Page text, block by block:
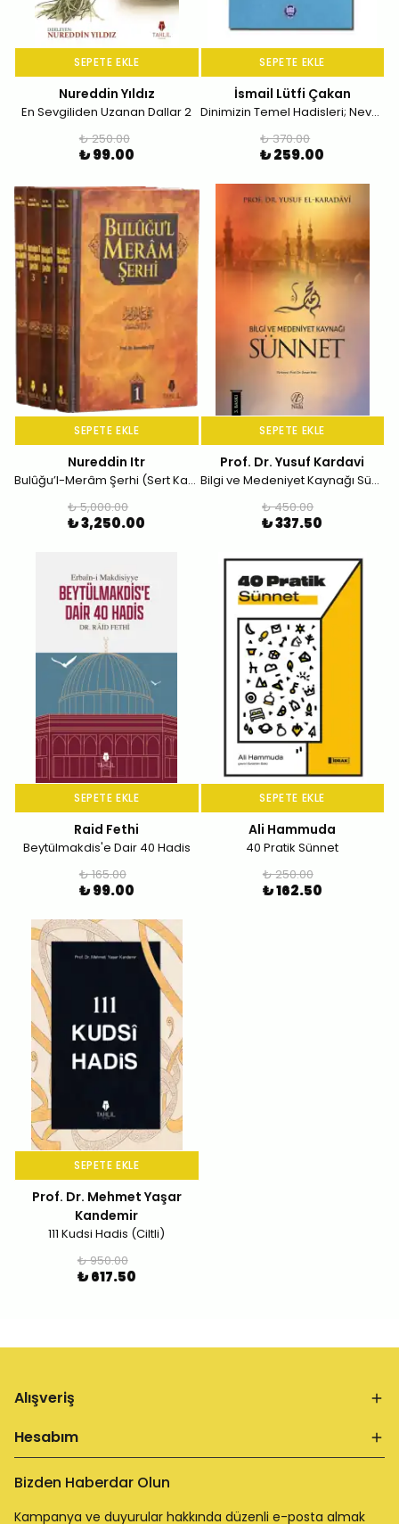
SEPETE EKLE
Nureddin Yıldız
En Sevgiliden Uzanan Dallar 2
₺ 250.00
₺ 99.00
SEPETE EKLE
İsmail Lütfi Çakan
Dinimizin Temel Hadisleri; Nevevî'ye Göre Medâru'l-İslâm Nitelikli Otuz Hadis-i Şerif
₺ 370.00
₺ 259.00
SEPETE EKLE
Nureddin Itr
Bulûğu’l-Merâm Şerhi (Sert Kapak, 4 Cilt)
₺ 5,000.00
₺ 3,250.00
SEPETE EKLE
Prof. Dr. Yusuf Kardavi
Bilgi ve Medeniyet Kaynağı Sünnet
₺ 450.00
₺ 337.50
SEPETE EKLE
Raid Fethi
Beytülmakdis'e Dair 40 Hadis
₺ 165.00
₺ 99.00
SEPETE EKLE
Ali Hammuda
40 Pratik Sünnet
₺ 250.00
₺ 162.50
SEPETE EKLE
Prof. Dr. Mehmet Yaşar
Kandemir
111 Kudsi Hadis (Ciltli)
₺ 950.00
₺ 617.50
Alışveriş
Hesabım
Bizden Haberdar Olun
Kampanya ve duyurular hakkında düzenli e-posta almak